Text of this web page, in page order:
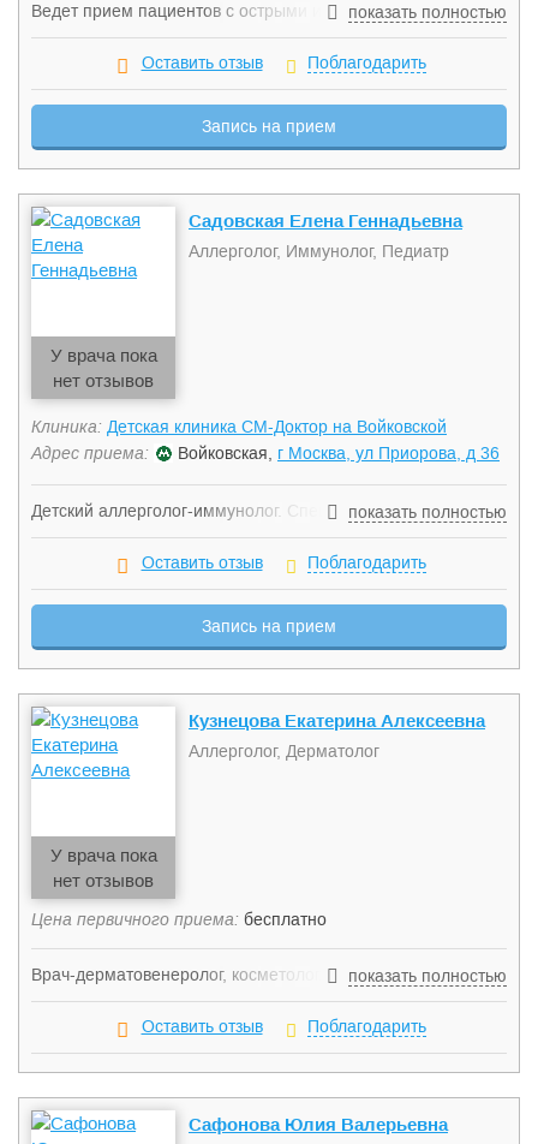
Ведет прием пациентов с острыми и хроническими
формами аллергологических и иммунологических
заболеваний, проводит лечение бронхиальной астмы,
лекарственной аллергий, ВИЧ и иммунодефицитных
показать полностью
Оставить отзыв Поблагодарить
Запись на прием
У врача пока
нет отзывов
Садовская Елена Геннадьевна
Аллерголог, Иммунолог, Педиатр
Клиника: Детская клиника СМ-Доктор на Войковской
Адрес приема:
Войковская, г Москва, ул Приорова, д 36
Детский аллерголог-иммунолог. Специалист широкого
профиля по лечению аллергологических заболеваний и
заболеваний иммунной системы, таких как крапивница,
простудные заболевания, герпесвирусные инфекции и др.
Имеет огромный врачебный опыт лечения заболеваний
органов дыхания, а также основных заболеваний детского
клиники.
показать полностью
Оставить отзыв Поблагодарить
Запись на прием
У врача пока
нет отзывов
Кузнецова Екатерина Алексеевна
Аллерголог, Дерматолог
Цена первичного приема: бесплатно
Врач-дерматовенеролог, косметолог. Занимается
диагностикой и лечение заболеваний кожи, ногтей,
волосистой части головы, в том числе экземы, розацеа,
(угрей), папиллом, псориаза, бородавок, родинок и др.
показать полностью
Оставить отзыв Поблагодарить
Сафонова Юлия Валерьевна